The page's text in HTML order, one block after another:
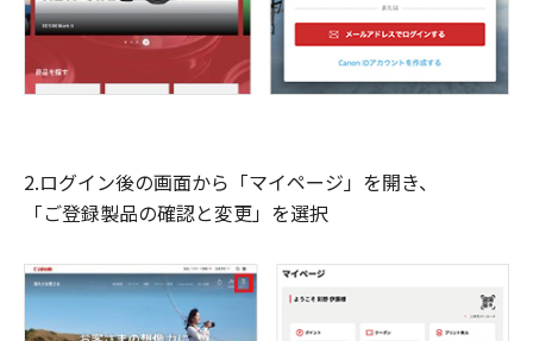
2.ログイン後の画面から「マイページ」を開き、
「ご登録製品の確認と変更」を選択